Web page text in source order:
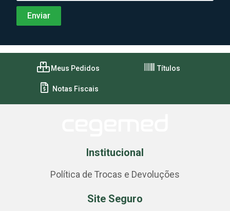
Meus Pedidos Títulos
Notas Fiscais
Institucional
Política de Trocas e Devoluções
Site Seguro